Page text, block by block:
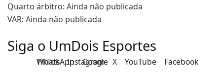
Quarto árbitro: Ainda não publicada
VAR: Ainda não publicada
Siga o UmDois Esportes
TikTok Instagram X YouTube Facebook
WhatsApp Google